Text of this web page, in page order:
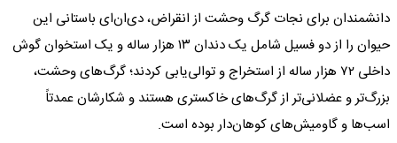
دانشمندان برای نجات گرگ وحشت از انقراض، دی‌ان‌ای باستانی این
حیوان را از دو فسیل شامل یک دندان ۱۳ هزار ساله و یک استخوان گوش
داخلی ۷۲ هزار ساله از استخراج و توالی‌یابی کردند؛ گرگ‌های وحشت،
بزرگ‌تر و عضلانی‌تر از گرگ‌های خاکستری هستند و شکارشان عمدتاً
اسب‌ها و گاومیش‌های کوهان‌دار بوده است.